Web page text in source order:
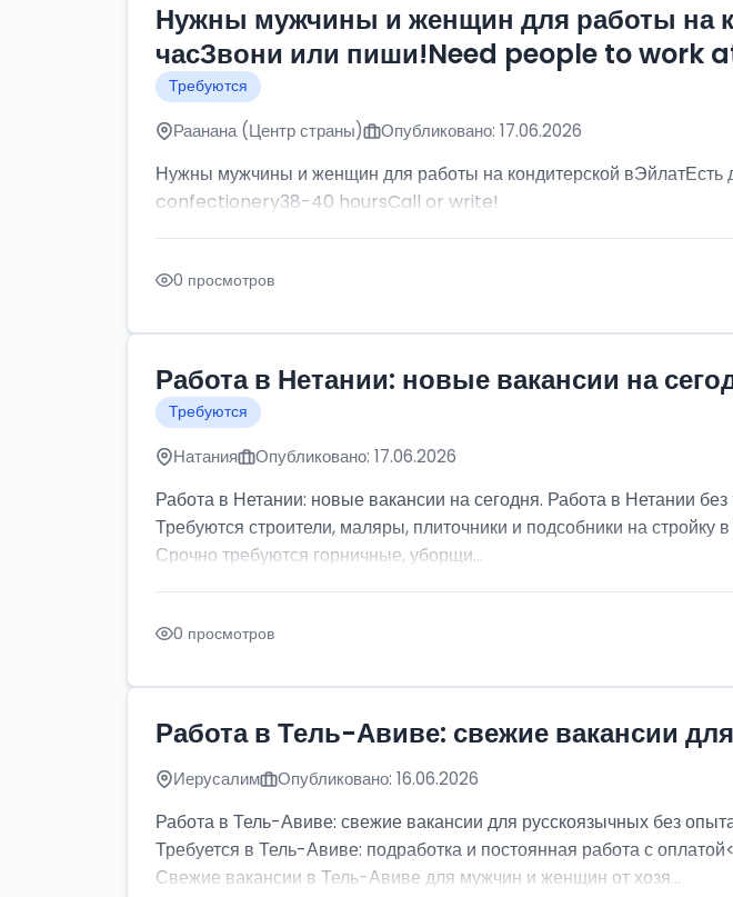
Нужны мужчины и женщин для работы на
часЗвони или пиши!Need people to
Требуются
Раанана (Центр страны) Опубликовано: 17.06.2026
Нужны мужчины и женщин для работы на кондитерской
confectionery38-40 hoursCall or write!
0 просмотров
Работа в Нетании: новые вакансии на
Требуются
Натания Опубликовано: 17.06.2026
Работа в Нетании: новые вакансии на сегодня. Работа в Нетании
Требуются строители, маляры, плиточники и подсобники на стройку
Срочно требуются горничные, уборщи...
0 просмотров
Работа в Тель-Авиве: свежие вакансии
Иерусалим Опубликовано: 16.06.2026
Работа в Тель-Авиве: свежие вакансии для русскоязычных без
Требуется в Тель-Авиве: подработка и постоянная работа с
Свежие вакансии в Тель-Авиве для мужчин и женщин от хозя...